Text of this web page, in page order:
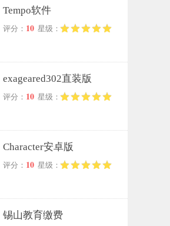
Tempo软件
评分： 10 星级：
exageared302直装版
评分： 10 星级：
Character安卓版
评分： 10 星级：
锡山教育缴费